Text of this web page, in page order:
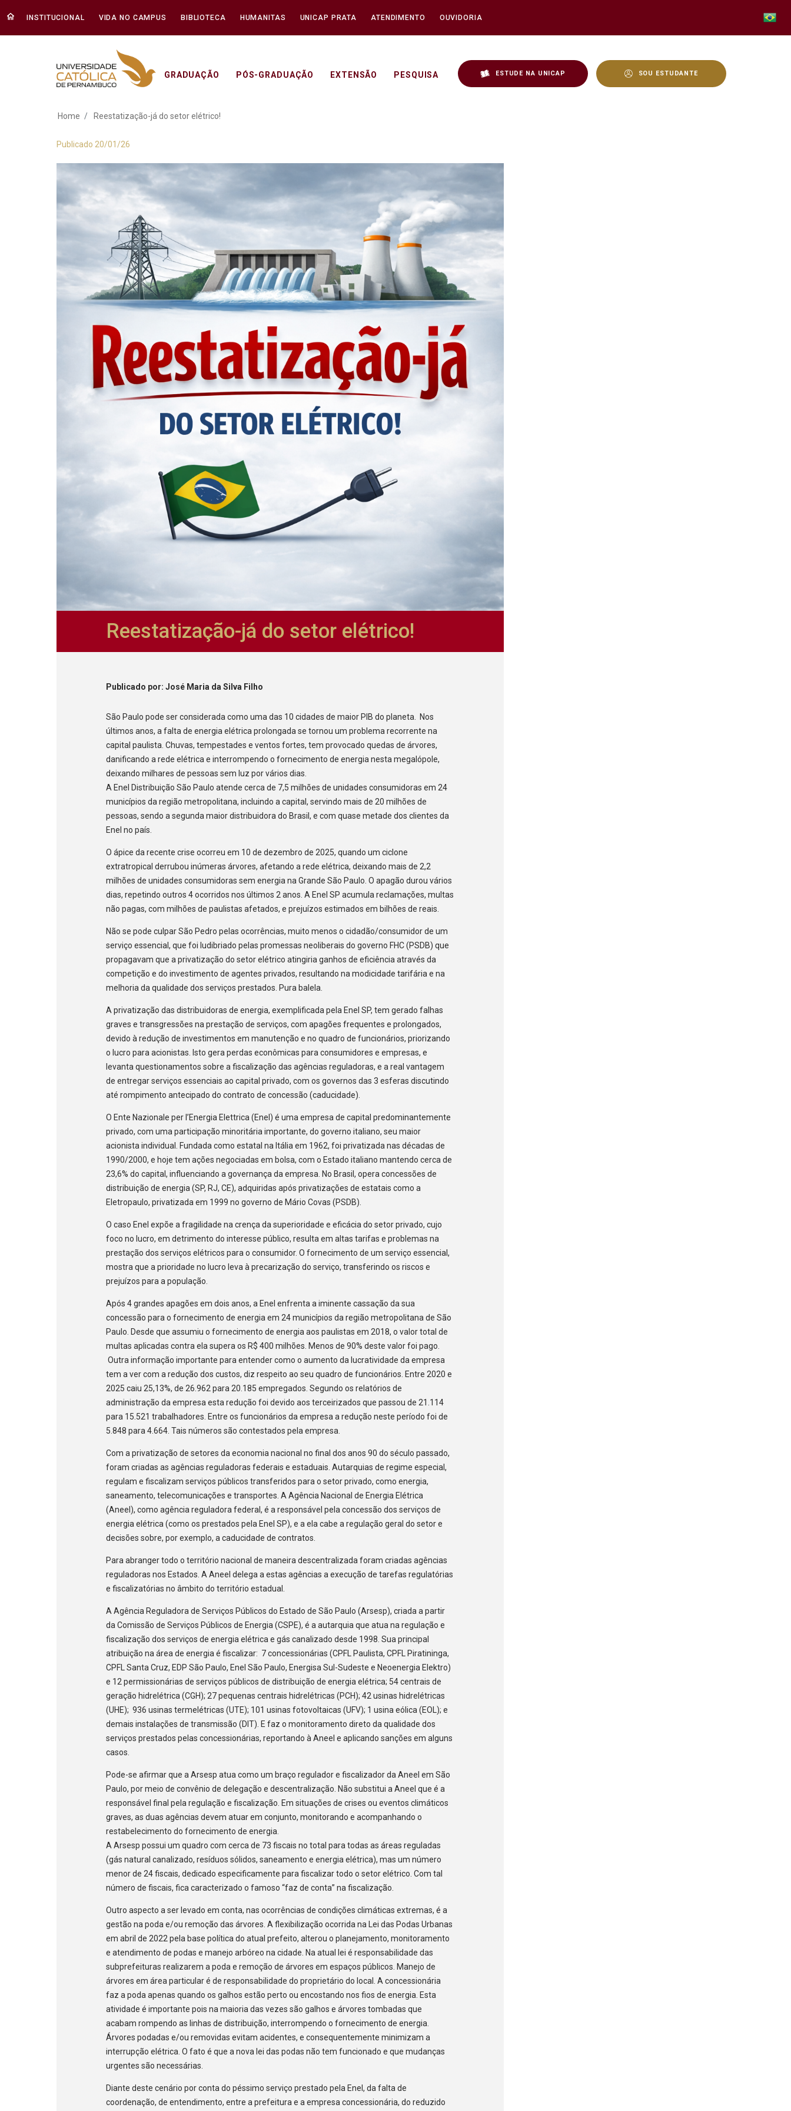
INSTITUCIONAL VIDA NO CAMPUS BIBLIOTECA HUMANITAS UNICAP PRATA ATENDIMENTO OUVIDORIA
GRADUAÇÃO PÓS-GRADUAÇÃO EXTENSÃO PESQUISA ESTUDE NA UNICAP SOU ESTUDANTE
Reestatização-já do setor elétrico! - Unicap
Home Reestatização-já do setor elétrico!
Publicado 20/01/26
Reestatização-já do setor elétrico!
Publicado por: José Maria da Silva Filho
São Paulo pode ser considerada como uma das 10 cidades de maior PIB do planeta. Nos
últimos anos, a falta de energia elétrica prolongada se tornou um problema recorrente na
capital paulista. Chuvas, tempestades e ventos fortes, tem provocado quedas de árvores,
danificando a rede elétrica e interrompendo o fornecimento de energia nesta megalópole,
deixando milhares de pessoas sem luz por vários dias.
A Enel Distribuição São Paulo atende cerca de 7,5 milhões de unidades consumidoras em 24
municípios da região metropolitana, incluindo a capital, servindo mais de 20 milhões de
pessoas, sendo a segunda maior distribuidora do Brasil, e com quase metade dos clientes da
Enel no país.
O ápice da recente crise ocorreu em 10 de dezembro de 2025, quando um ciclone
extratropical derrubou inúmeras árvores, afetando a rede elétrica, deixando mais de 2,2
milhões de unidades consumidoras sem energia na Grande São Paulo. O apagão durou vários
dias, repetindo outros 4 ocorridos nos últimos 2 anos. A Enel SP acumula reclamações, multas
não pagas, com milhões de paulistas afetados, e prejuízos estimados em bilhões de reais.
Não se pode culpar São Pedro pelas ocorrências, muito menos o cidadão/consumidor de um
serviço essencial, que foi ludibriado pelas promessas neoliberais do governo FHC (PSDB) que
propagavam que a privatização do setor elétrico atingiria ganhos de eficiência através da
competição e do investimento de agentes privados, resultando na modicidade tarifária e na
melhoria da qualidade dos serviços prestados. Pura balela.
A privatização das distribuidoras de energia, exemplificada pela Enel SP, tem gerado falhas
graves e transgressões na prestação de serviços, com apagões frequentes e prolongados,
devido à redução de investimentos em manutenção e no quadro de funcionários, priorizando
o lucro para acionistas. Isto gera perdas econômicas para consumidores e empresas, e
levanta questionamentos sobre a fiscalização das agências reguladoras, e a real vantagem
de entregar serviços essenciais ao capital privado, com os governos das 3 esferas discutindo
até rompimento antecipado do contrato de concessão (caducidade).
O Ente Nazionale per l’Energia Elettrica (Enel) é uma empresa de capital predominantemente
privado, com uma participação minoritária importante, do governo italiano, seu maior
acionista individual. Fundada como estatal na Itália em 1962, foi privatizada nas décadas de
1990/2000, e hoje tem ações negociadas em bolsa, com o Estado italiano mantendo cerca de
23,6% do capital, influenciando a governança da empresa. No Brasil, opera concessões de
distribuição de energia (SP, RJ, CE), adquiridas após privatizações de estatais como a
Eletropaulo, privatizada em 1999 no governo de Mário Covas (PSDB).
O caso Enel expõe a fragilidade na crença da superioridade e eficácia do setor privado, cujo
foco no lucro, em detrimento do interesse público, resulta em altas tarifas e problemas na
prestação dos serviços elétricos para o consumidor. O fornecimento de um serviço essencial,
mostra que a prioridade no lucro leva à precarização do serviço, transferindo os riscos e
prejuízos para a população.
Após 4 grandes apagões em dois anos, a Enel enfrenta a iminente cassação da sua
concessão para o fornecimento de energia em 24 municípios da região metropolitana de São
Paulo. Desde que assumiu o fornecimento de energia aos paulistas em 2018, o valor total de
multas aplicadas contra ela supera os R$ 400 milhões. Menos de 90% deste valor foi pago.
Outra informação importante para entender como o aumento da lucratividade da empresa
tem a ver com a redução dos custos, diz respeito ao seu quadro de funcionários. Entre 2020 e
2025 caiu 25,13%, de 26.962 para 20.185 empregados. Segundo os relatórios de
administração da empresa esta redução foi devido aos terceirizados que passou de 21.114
para 15.521 trabalhadores. Entre os funcionários da empresa a redução neste período foi de
5.848 para 4.664. Tais números são contestados pela empresa.
Com a privatização de setores da economia nacional no final dos anos 90 do século passado,
foram criadas as agências reguladoras federais e estaduais. Autarquias de regime especial,
regulam e fiscalizam serviços públicos transferidos para o setor privado, como energia,
saneamento, telecomunicações e transportes. A Agência Nacional de Energia Elétrica
(Aneel), como agência reguladora federal, é a responsável pela concessão dos serviços de
energia elétrica (como os prestados pela Enel SP), e a ela cabe a regulação geral do setor e
decisões sobre, por exemplo, a caducidade de contratos.
Para abranger todo o território nacional de maneira descentralizada foram criadas agências
reguladoras nos Estados. A Aneel delega a estas agências a execução de tarefas regulatórias
e fiscalizatórias no âmbito do território estadual.
A Agência Reguladora de Serviços Públicos do Estado de São Paulo (Arsesp), criada a partir
da Comissão de Serviços Públicos de Energia (CSPE), é a autarquia que atua na regulação e
fiscalização dos serviços de energia elétrica e gás canalizado desde 1998. Sua principal
atribuição na área de energia é fiscalizar: 7 concessionárias (CPFL Paulista, CPFL Piratininga,
CPFL Santa Cruz, EDP São Paulo, Enel São Paulo, Energisa Sul-Sudeste e Neoenergia Elektro)
e 12 permissionárias de serviços públicos de distribuição de energia elétrica; 54 centrais de
geração hidrelétrica (CGH); 27 pequenas centrais hidrelétricas (PCH); 42 usinas hidrelétricas
(UHE); 936 usinas termelétricas (UTE); 101 usinas fotovoltaicas (UFV); 1 usina eólica (EOL); e
demais instalações de transmissão (DIT). E faz o monitoramento direto da qualidade dos
serviços prestados pelas concessionárias, reportando à Aneel e aplicando sanções em alguns
casos.
Pode-se afirmar que a Arsesp atua como um braço regulador e fiscalizador da Aneel em São
Paulo, por meio de convênio de delegação e descentralização. Não substitui a Aneel que é a
responsável final pela regulação e fiscalização. Em situações de crises ou eventos climáticos
graves, as duas agências devem atuar em conjunto, monitorando e acompanhando o
restabelecimento do fornecimento de energia.
A Arsesp possui um quadro com cerca de 73 fiscais no total para todas as áreas reguladas
(gás natural canalizado, resíduos sólidos, saneamento e energia elétrica), mas um número
menor de 24 fiscais, dedicado especificamente para fiscalizar todo o setor elétrico. Com tal
número de fiscais, fica caracterizado o famoso “faz de conta” na fiscalização.
Outro aspecto a ser levado em conta, nas ocorrências de condições climáticas extremas, é a
gestão na poda e/ou remoção das árvores. A flexibilização ocorrida na Lei das Podas Urbanas
em abril de 2022 pela base política do atual prefeito, alterou o planejamento, monitoramento
e atendimento de podas e manejo arbóreo na cidade. Na atual lei é responsabilidade das
subprefeituras realizarem a poda e remoção de árvores em espaços públicos. Manejo de
árvores em área particular é de responsabilidade do proprietário do local. A concessionária
faz a poda apenas quando os galhos estão perto ou encostando nos fios de energia. Esta
atividade é importante pois na maioria das vezes são galhos e árvores tombadas que
acabam rompendo as linhas de distribuição, interrompendo o fornecimento de energia.
Árvores podadas e/ou removidas evitam acidentes, e consequentemente minimizam a
interrupção elétrica. O fato é que a nova lei das podas não tem funcionado e que mudanças
urgentes são necessárias.
Diante deste cenário por conta do péssimo serviço prestado pela Enel, da falta de
coordenação, de entendimento, entre a prefeitura e a empresa concessionária, do reduzido